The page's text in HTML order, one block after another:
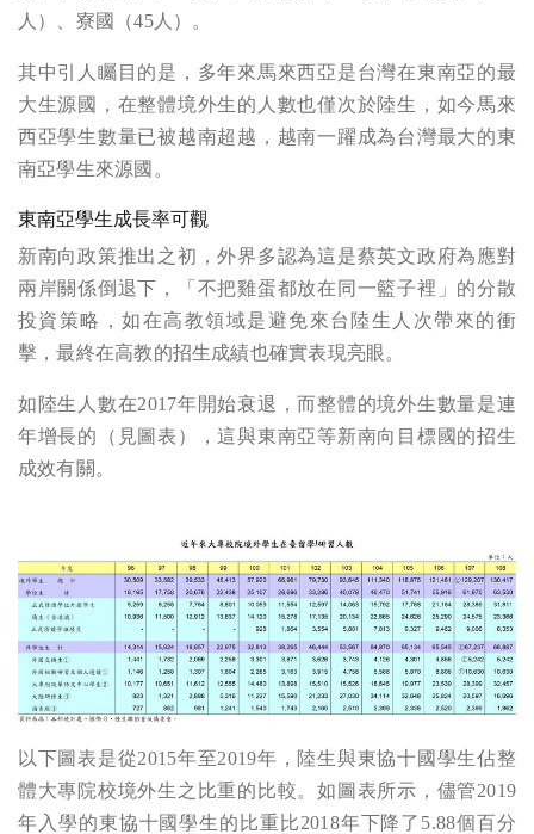
人）、寮國（45人）。
其中引人矚目的是，多年來馬來西亞是台灣在東南亞的最
大生源國，在整體境外生的人數也僅次於陸生，如今馬來
西亞學生數量已被越南超越，越南一躍成為台灣最大的東
南亞學生來源國。
東南亞學生成長率可觀
新南向政策推出之初，外界多認為這是蔡英文政府為應對
兩岸關係倒退下，「不把雞蛋都放在同一籃子裡」的分散
投資策略，如在高教領域是避免來台陸生人次帶來的衝
擊，最終在高教的招生成績也確實表現亮眼。
如陸生人數在2017年開始衰退，而整體的境外生數量是連
年增長的（見圖表），這與東南亞等新南向目標國的招生
成效有關。
以下圖表是從2015年至2019年，陸生與東協十國學生佔整
體大專院校境外生之比重的比較。如圖表所示，儘管2019
年入學的東協十國學生的比重比2018年下降了5.88個百分